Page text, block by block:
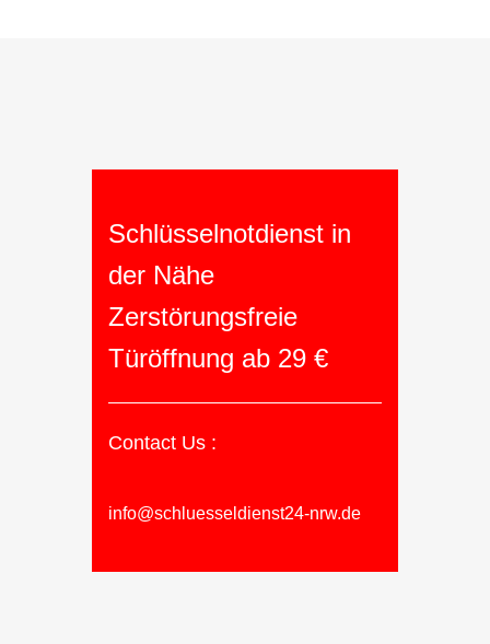
Schlüsselnotdienst in
der Nähe
Zerstörungsfreie
Türöffnung ab 29 €
Contact Us :
info@schluesseldienst24-nrw.de